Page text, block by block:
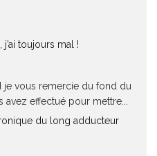
toujours mal !
je vous remercie du fond du
effectué pour mettre...
du long adducteur